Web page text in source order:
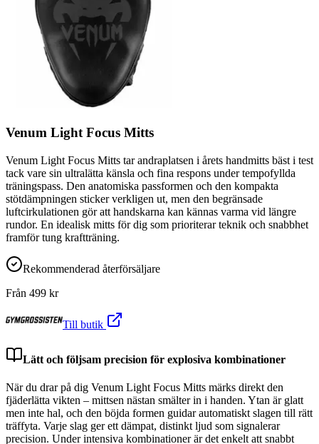
Venum Light Focus Mitts
Venum Light Focus Mitts tar andraplatsen i årets handmitts bäst i test
tack vare sin ultralätta känsla och fina respons under tempofyllda
träningspass. Den anatomiska passformen och den kompakta
stötdämpningen sticker verkligen ut, men den begränsade
luftcirkulationen gör att handskarna kan kännas varma vid längre
rundor. En idealisk mitts för dig som prioriterar teknik och snabbhet
framför tung kraftträning.
Rekommenderad återförsäljare
Från 499 kr
Till butik
Lätt och följsam precision för explosiva kombinationer
När du drar på dig Venum Light Focus Mitts märks direkt den
fjäderlätta vikten – mittsen nästan smälter in i handen. Ytan är glatt
men inte hal, och den böjda formen guidar automatiskt slagen till rätt
träffyta. Varje slag ger ett dämpat, distinkt ljud som signalerar
precision. Under intensiva kombinationer är det enkelt att snabbt